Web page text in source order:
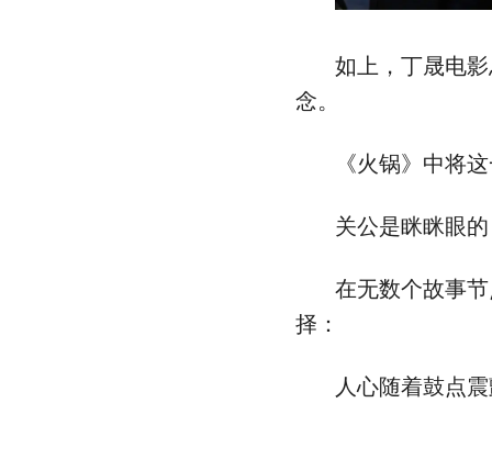
如上，丁晟电
念。
《火锅》中将
关公是眯眯眼
在无数个故事
择：
人心随着鼓点